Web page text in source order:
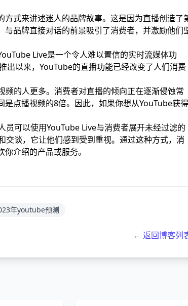
式来讲述迷人的品牌故事。这是因为直播创造了
品牌直接对话的前景吸引了消费者，并激励他们
Live是一个令人难以置信的实时流媒体功
出以来，YouTube的直播功能已经改变了人们消费
的人更多。消费者对直播的倾向正在逐渐侵蚀常
点播视频的8倍。因此，如果你想从YouTube获得
可以使用YouTube Live与消费者展开未经过滤的
交谈，它让他们感到受到重视。通过这种方式，消
介绍的产品或服务。
年youtube预测
← 返回博客列